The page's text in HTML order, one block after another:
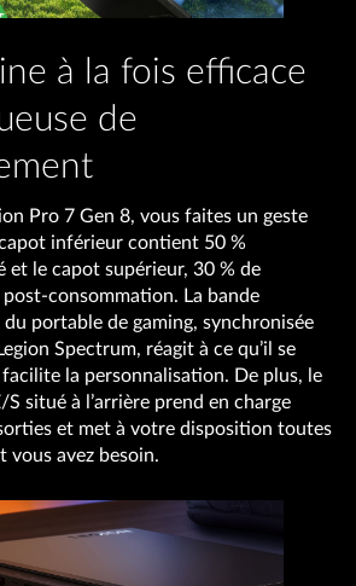
à la fois efficace
de
Pro 7 Gen 8, vous faites un geste
inférieur contient 50 %
et le capot supérieur, 30 % de
consommation. La bande
du portable de gaming, synchronisée
Spectrum, réagit à ce qu’il se
facilite la personnalisation. De plus, le
S situé à l’arrière prend en charge
et met à votre disposition toutes
vous avez besoin.